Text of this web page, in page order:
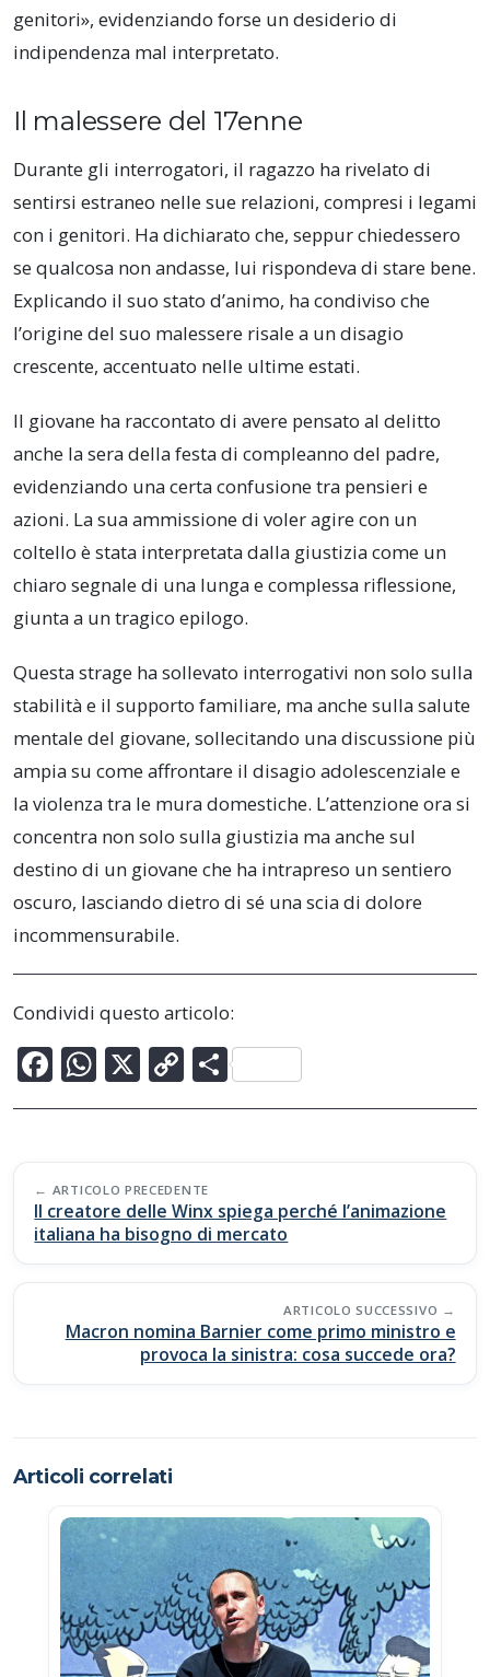
genitori», evidenziando forse un desiderio di
indipendenza mal interpretato.
Il malessere del 17enne
Durante gli interrogatori, il ragazzo ha rivelato di
sentirsi estraneo nelle sue relazioni, compresi i legami
con i genitori. Ha dichiarato che, seppur chiedessero
se qualcosa non andasse, lui rispondeva di stare bene.
Explicando il suo stato d’animo, ha condiviso che
l’origine del suo malessere risale a un disagio
crescente, accentuato nelle ultime estati.
Il giovane ha raccontato di avere pensato al delitto
anche la sera della festa di compleanno del padre,
evidenziando una certa confusione tra pensieri e
azioni. La sua ammissione di voler agire con un
coltello è stata interpretata dalla giustizia come un
chiaro segnale di una lunga e complessa riflessione,
giunta a un tragico epilogo.
Questa strage ha sollevato interrogativi non solo sulla
stabilità e il supporto familiare, ma anche sulla salute
mentale del giovane, sollecitando una discussione più
ampia su come affrontare il disagio adolescenziale e
la violenza tra le mura domestiche. L’attenzione ora si
concentra non solo sulla giustizia ma anche sul
destino di un giovane che ha intrapreso un sentiero
oscuro, lasciando dietro di sé una scia di dolore
incommensurabile.
Condividi questo articolo:
F
ac
b
o
o
k
W
h
s
A
p
p
X C
o
y
Li
n
k
C
o
di
vi
di
Post
navigation
ARTICOLO PRECEDENTE
Il creatore delle Winx spiega perché l’animazione
italiana ha bisogno di mercato
ARTICOLO SUCCESSIVO
Macron nomina Barnier come primo ministro e
provoca la sinistra: cosa succede ora?
Articoli correlati